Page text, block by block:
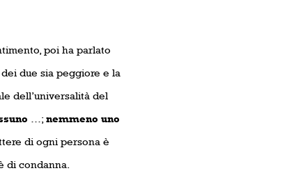
poi ha parlato
due sia peggiore e la
dell’universalità del
…;nemmeno uno
di ogni persona è
di condanna.